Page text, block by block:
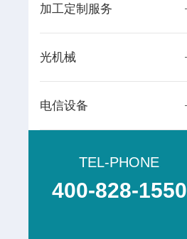
加工定制服务
光机械
电信设备
TEL-PHONE
400-828-1550